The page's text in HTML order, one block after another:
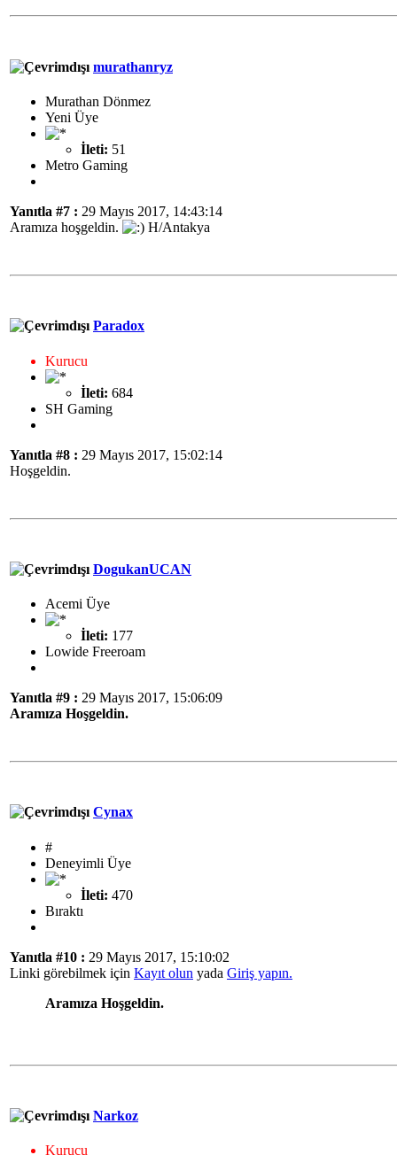
murathanryz
Murathan Dönmez
Yeni Üye
İleti: 51
Metro Gaming
Yanıtla #7 : 29 Mayıs 2017, 14:43:14
Aramıza hoşgeldin.
H/Antakya
Paradox
Kurucu
İleti: 684
SH Gaming
Yanıtla #8 : 29 Mayıs 2017, 15:02:14
Hoşgeldin.
DogukanUCAN
Acemi Üye
İleti: 177
Lowide Freeroam
Yanıtla #9 : 29 Mayıs 2017, 15:06:09
Aramıza Hoşgeldin.
Cynax
#
Deneyimli Üye
İleti: 470
Bıraktı
Yanıtla #10 : 29 Mayıs 2017, 15:10:02
Linki görebilmek için Kayıt olun yada Giriş yapın.
Aramıza Hoşgeldin.
Narkoz
Kurucu